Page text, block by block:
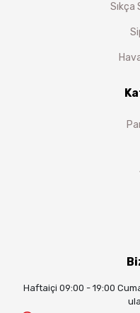
Sıkça
Haftaiçi 09:00 - 19:00